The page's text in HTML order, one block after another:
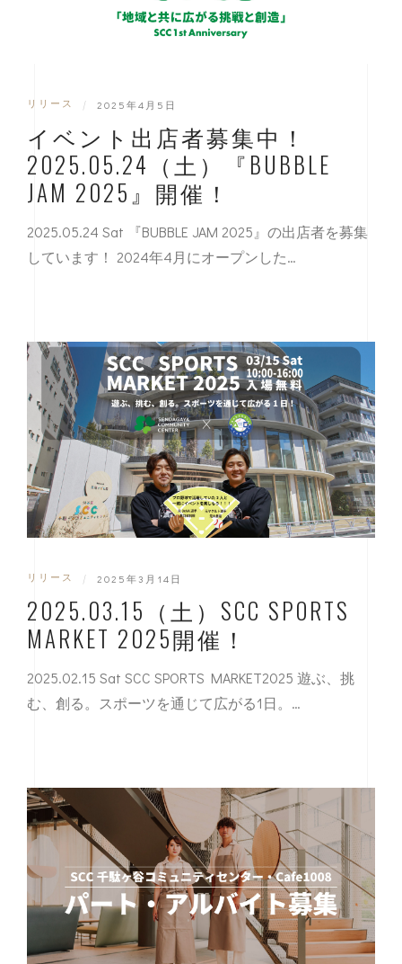
リリース | 2025年4月5日
イベント出店者募集中！
2025.05.24（土）『BUBBLE
JAM 2025』開催！
2025.05.24 Sat 『BUBBLE JAM 2025』の出店者を募集
しています！ 2024年4月にオープンした…
リリース | 2025年3月14日
2025.03.15（土）SCC SPORTS
MARKET 2025開催！
2025.02.15 Sat SCC SPORTS MARKET2025 遊ぶ、挑
む、創る。スポーツを通じて広がる1日。…